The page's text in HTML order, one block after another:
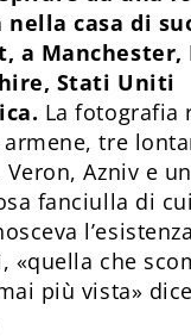
casa di
a Manchester,
Stati Uniti
La fotografia
armene, tre
Azniv e
fanciulla di
«quella che
più vista»